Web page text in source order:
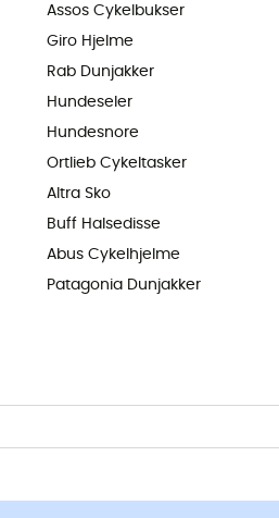
Assos Cykelbukser
Giro Hjelme
Rab Dunjakker
Hundeseler
Hundesnore
Ortlieb Cykeltasker
Altra Sko
Buff Halsedisse
Abus Cykelhjelme
Patagonia Dunjakker